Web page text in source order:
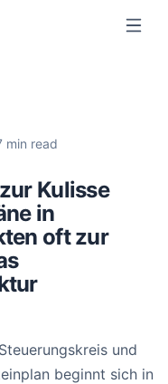
min read
Kulisse
in
oft zur
und
beginnt sich in